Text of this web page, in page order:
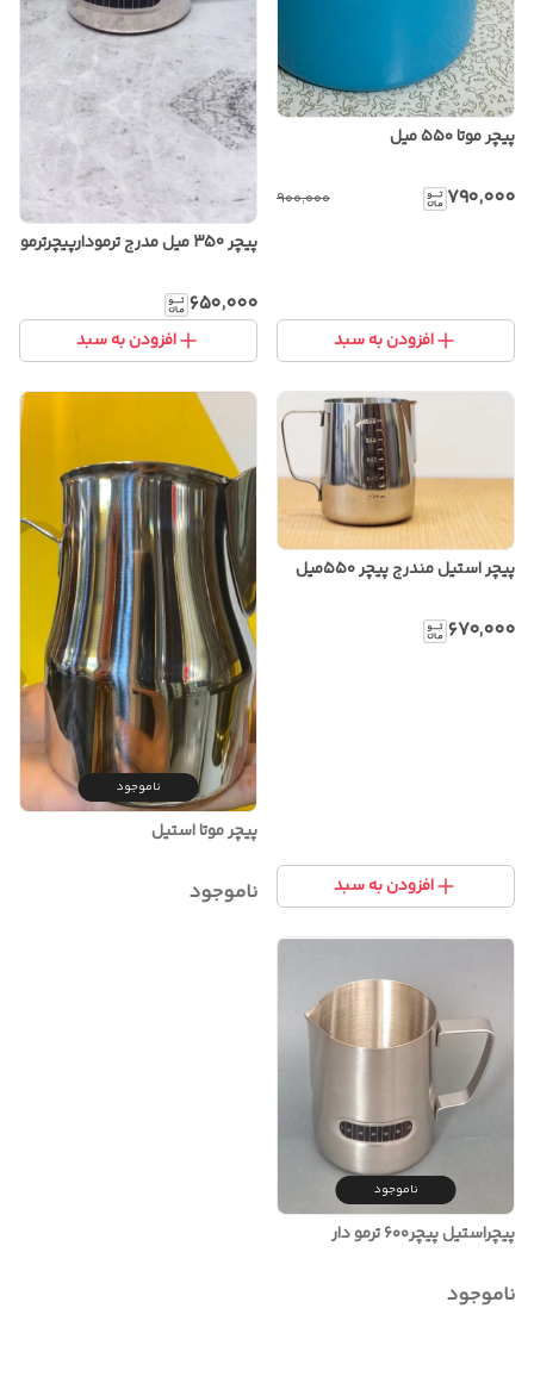
پیچر موتا ۵۵۰ میل
۷۹۰٬۰۰۰ ۹۰۰٬۰۰۰
افزودن به سبد
پیچر 350 میل مدرج ترمودارپیچرترمو
۶۵۰٬۰۰۰
افزودن به سبد
پیچر استیل مندرج پیچر ۵۵۰میل
۶۷۰٬۰۰۰
افزودن به سبد
ناموجود
پیچر موتا استیل
ناموجود
ناموجود
پیچراستیل پیچر۶۰۰ ترمو دار
ناموجود